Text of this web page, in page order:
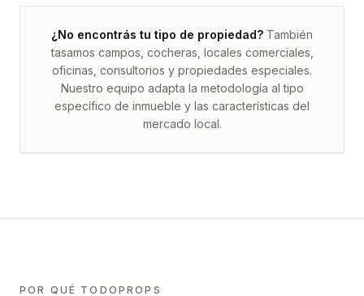
¿No encontrás tu tipo de propiedad? También
tasamos campos, cocheras, locales comerciales,
oficinas, consultorios y propiedades especiales.
Nuestro equipo adapta la metodología al tipo
específico de inmueble y las características del
mercado local.
POR QUÉ TODOPROPS